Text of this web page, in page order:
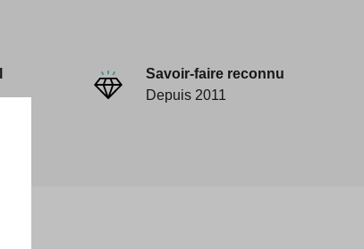
Savoir-faire reconnu
Depuis 2011